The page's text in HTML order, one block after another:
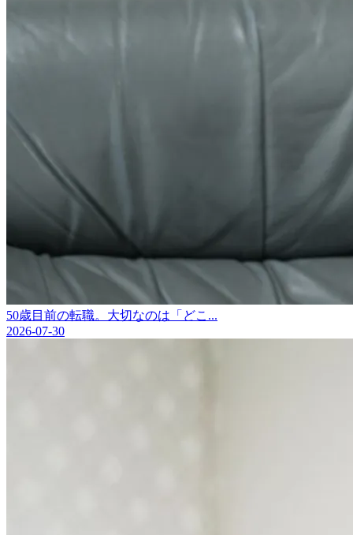
50歳目前の転職。大切なのは「どこ...
2026-07-30